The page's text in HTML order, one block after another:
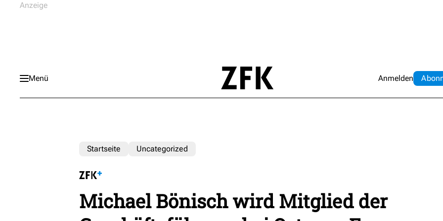
Menü Anmelden Abo
Startseite Uncategorized
Michael Bönisch wird Mitglied der